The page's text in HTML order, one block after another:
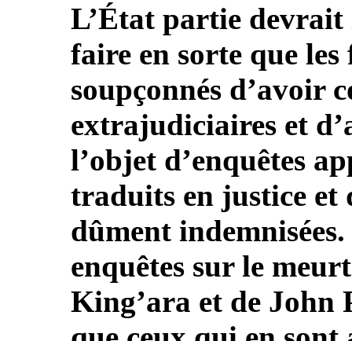
L’État partie
faire en sorte que
soupçonnés d’avoir
extrajudiciaires et
l’objet d’enquêtes
traduits en justice et
dûment
enquêtes sur le
King’ara et de John